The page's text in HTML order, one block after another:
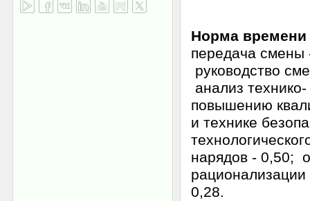
Норма времени
передача
руководство
анализ
повышению
и технике
нарядов - 0,50;
0,28.